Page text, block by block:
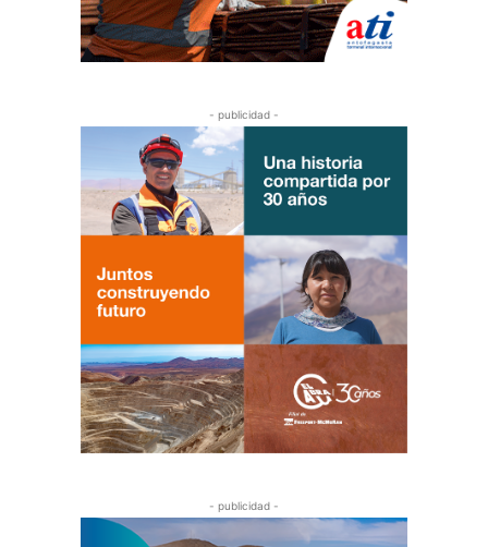
- publicidad -
- publicidad -